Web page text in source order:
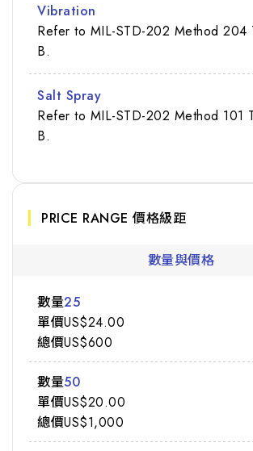
Vibration
Refer to MIL-STD-202 Method 204
B.
Salt Spray
Refer to MIL-STD-202 Method 101
B.
PRICE RANGE 價格級距
數量與價格
25
US$24.00
US$600
50
US$20.00
US$1,000